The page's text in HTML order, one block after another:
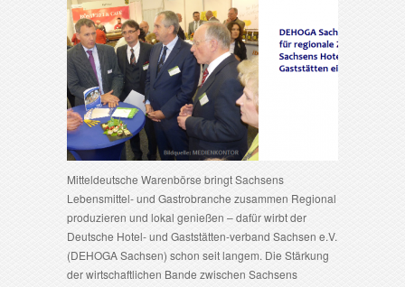
Mitteldeutsche Warenbörse bringt Sachsens
Lebensmittel- und Gastrobranche zusammen Regional
produzieren und lokal genießen – dafür wirbt der
Deutsche Hotel- und Gaststätten-verband Sachsen e.V.
(DEHOGA Sachsen) schon seit langem. Die Stärkung
der wirtschaftlichen Bande zwischen Sachsens